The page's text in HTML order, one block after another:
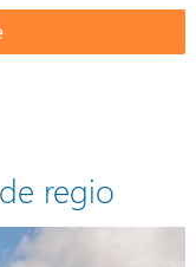
regio